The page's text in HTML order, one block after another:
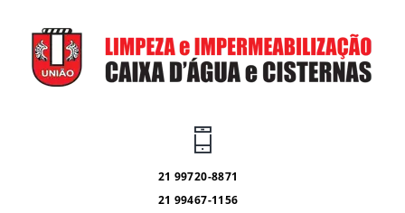
21 99720-8871
21 99467-1156